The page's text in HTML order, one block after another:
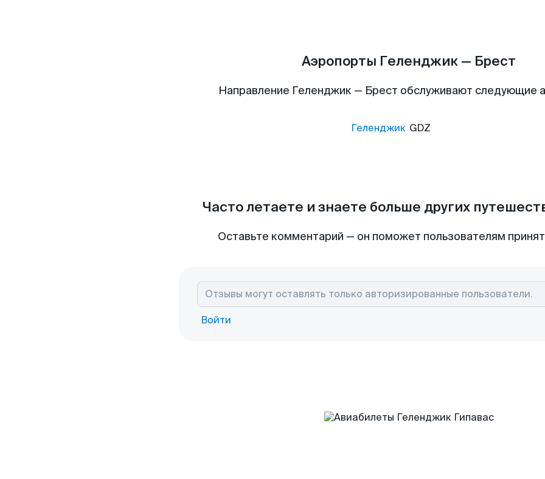
Аэропорты Геленджик — Брест
Направление Геленджик — Брест обслуживают следующие
Геленджик GDZ
Часто летаете и знаете больше других
Оставьте комментарий — он поможет пользователям
Войти